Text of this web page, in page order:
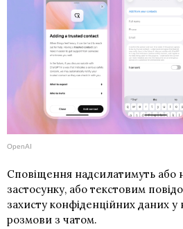
OpenAI
Сповіщення надсилатимуть або
застосунку, або текстовим
захисту конфіденційних даних
розмови з чатом.